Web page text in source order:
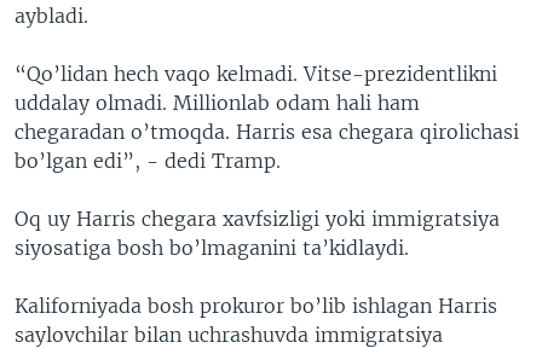
aybladi.
“Qo’lidan hech vaqo kelmadi. Vitse-prezidentlikni
uddalay olmadi. Millionlab odam hali ham
chegaradan o’tmoqda. Harris esa chegara qirolichasi
bo’lgan edi”, - dedi Tramp.
Oq uy Harris chegara xavfsizligi yoki immigratsiya
siyosatiga bosh bo’lmaganini ta’kidlaydi.
Kaliforniyada bosh prokuror bo’lib ishlagan Harris
saylovchilar bilan uchrashuvda immigratsiya